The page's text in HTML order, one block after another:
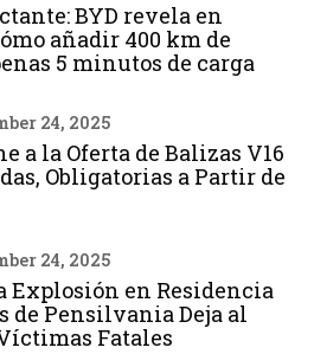
BYD revela en
añadir 400 km de
5 minutos de carga
24, 2025
a la Oferta de Balizas V16
Obligatorias a Partir de
24, 2025
Explosión en Residencia
de Pensilvania Deja al
Fatales